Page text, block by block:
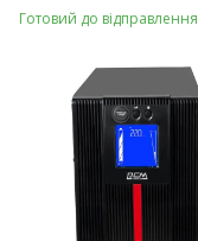
Готовий до відправлення